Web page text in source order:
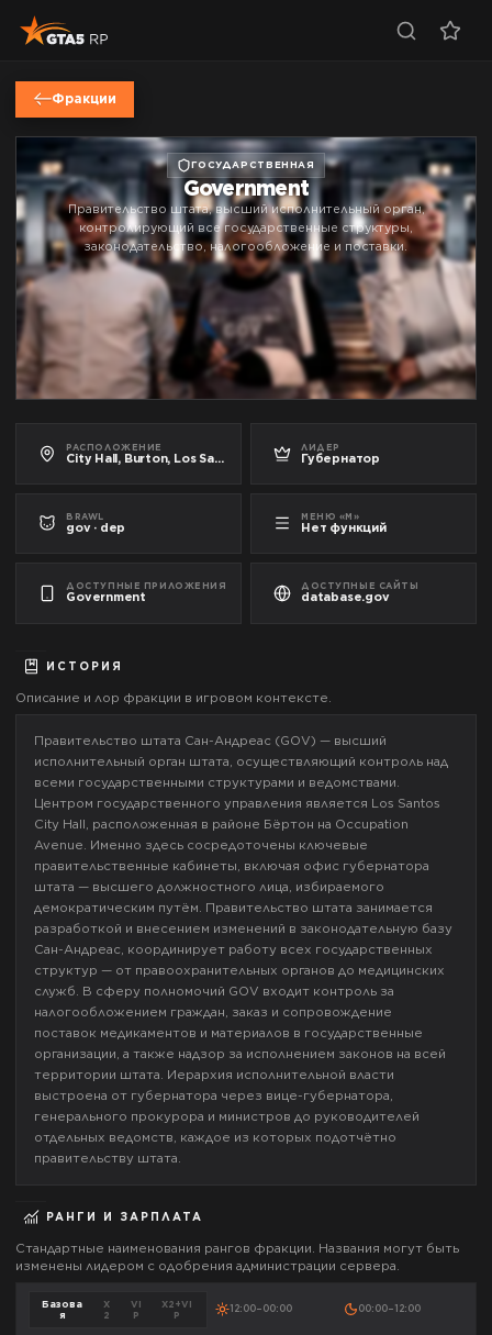
Фракции
ГОСУДАРСТВЕННАЯ
Government
Правительство штата, высший исполнительный орган,
контролирующий все государственные структуры,
законодательство, налогообложение и поставки.
РАСПОЛОЖЕНИЕ
City Hall, Burton, Los Santos, San Andreas
ЛИДЕР
Губернатор
BRAWL
gov · dep
МЕНЮ «М»
Нет функций
ДОСТУПНЫЕ ПРИЛОЖЕНИЯ
Government
ДОСТУПНЫЕ САЙТЫ
database.gov
ИСТОРИЯ
Описание и лор фракции в игровом контексте.
Правительство штата Сан-Андреас (GOV) — высший
исполнительный орган штата, осуществляющий контроль над
всеми государственными структурами и ведомствами.
Центром государственного управления является Los Santos
City Hall, расположенная в районе Бёртон на Occupation
Avenue. Именно здесь сосредоточены ключевые
правительственные кабинеты, включая офис губернатора
штата — высшего должностного лица, избираемого
демократическим путём. Правительство штата занимается
разработкой и внесением изменений в законодательную базу
Сан-Андреас, координирует работу всех государственных
структур — от правоохранительных органов до медицинских
служб. В сферу полномочий GOV входит контроль за
налогообложением граждан, заказ и сопровождение
поставок медикаментов и материалов в государственные
организации, а также надзор за исполнением законов на всей
территории штата. Иерархия исполнительной власти
выстроена от губернатора через вице-губернатора,
генерального прокурора и министров до руководителей
отдельных ведомств, каждое из которых подотчётно
правительству штата.
РАНГИ И ЗАРПЛАТА
Стандартные наименования рангов фракции. Названия могут быть
изменены лидером с одобрения администрации сервера.
Базова
я
X
2
VI
P
X2+VI
P
12:00–00:00 00:00–12:00